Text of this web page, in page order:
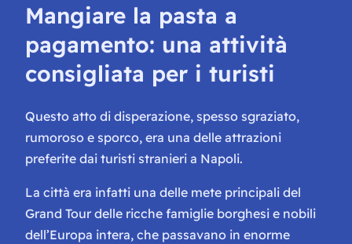
Mangiare la pasta a
pagamento: una attività
consigliata per i turisti
Questo atto di disperazione, spesso sgraziato,
rumoroso e sporco, era una delle attrazioni
preferite dai turisti stranieri a Napoli.
La città era infatti una delle mete principali del
Grand Tour delle ricche famiglie borghesi e nobili
dell’Europa intera, che passavano in enorme